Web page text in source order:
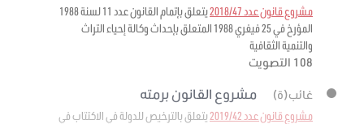
مشروع قانون عدد 2018/47
يتعلق بإتمام القانون عدد 11 لسنة 1988
المؤرخ في 25 فيفري 1988 المتعلق بإحداث وكالة إحياء التراث
والتنمية الثقافية
108 التصويت
غائب(ة) مشروع القانون برمته
مشروع قانون عدد 2019/42
يتعلق بالترخيص للدولة في الاكتتاب في